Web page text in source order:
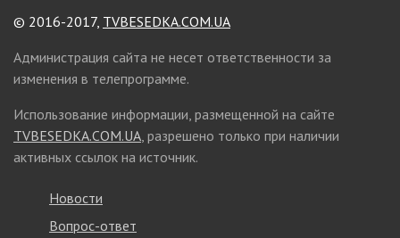
© 2016-2017, TVBESEDKA.COM.UA
Администрация сайта не несет ответственности за
изменения в телепрограмме.
Использование информации, размещенной на сайте
TVBESEDKA.COM.UA, разрешено только при наличии
активных ссылок на источник.
Новости
Вопрос-ответ